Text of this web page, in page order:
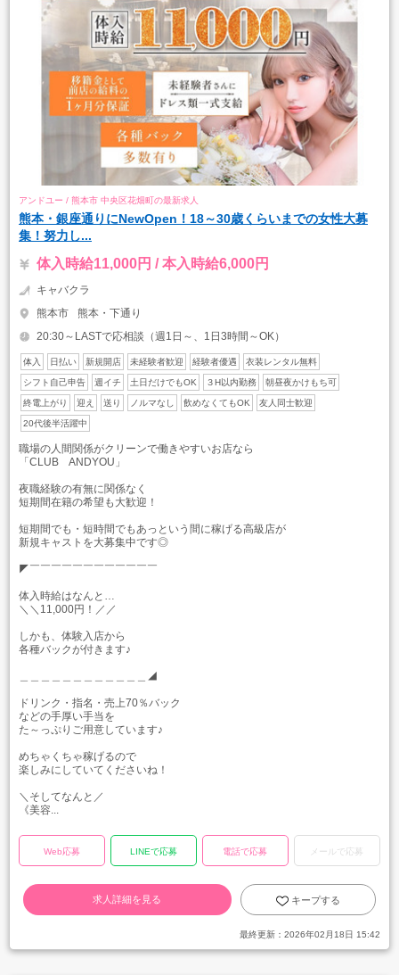
アンドユー / 熊本市 中央区花畑町の最新求人
熊本・銀座通りにNewOpen！18～30歳くらいまでの女性大募
集！努力し...
体入時給11,000円 / 本入時給6,000円
キャバクラ
熊本市
熊本・下通り
20:30～LASTで応相談（週1日～、1日3時間～OK）
体入 日払い 新規開店 未経験者歓迎 経験者優遇 衣装レンタル無料
シフト自己申告 週イチ 土日だけでもOK ３H以内勤務 朝昼夜かけもち可
終電上がり 迎え 送り ノルマなし 飲めなくてもOK 友人同士歓迎
20代後半活躍中
職場の人間関係がクリーンで働きやすいお店なら
「CLUB ANDYOU」
夜職経験の有無に関係なく
短期間在籍の希望も大歓迎！
短期間でも・短時間でもあっという間に稼げる高級店が
新規キャストを大募集中です◎
◤￣￣￣￣￣￣￣￣￣￣￣￣
体入時給はなんと…
＼＼11,000円！／／
しかも、体験入店から
各種バックが付きます♪
＿＿＿＿＿＿＿＿＿＿＿＿◢
ドリンク・指名・売上70％バック
などの手厚い手当を
た～っぷりご用意しています♪
めちゃくちゃ稼げるので
楽しみにしていてくださいね！
＼そしてなんと／
《美容...
Web応募 LINEで応募 電話で応募 メールで応募
求人詳細を見る キープする
最終更新： 2026年02月18日 15:42